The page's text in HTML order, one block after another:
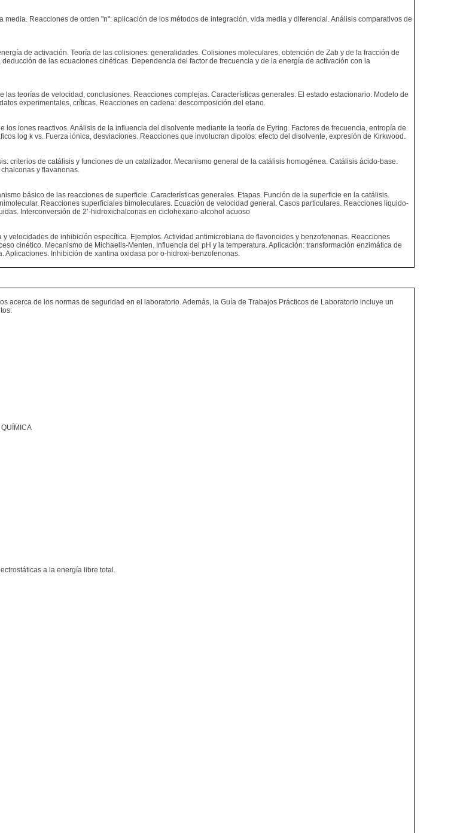
Reacciones de orden "n": aplicación de los métodos de integración, vida media y diferencial. Análisis comparativos de
de activación. Teoría de las colisiones: generalidades. Colisiones moleculares, obtención de Zab y de la fracción de
de las ecuaciones cinéticas. Dependencia del factor de frecuencia y de la energía de activación con la
teorías de velocidad, conclusiones. Reacciones complejas. Características generales. El estado estacionario. Modelo de
experimentales, críticas. Reacciones en cadena: descomposición del etano.
iones reactivos. Análisis de la influencia del disolvente mediante la teoría de Eyring. Factores de frecuencia, entropía de
log k vs. Fuerza iónica, desviaciones. Reacciones que involucran dipolos: efecto del disolvente, expresión de Kirkwood.
criterios de catálisis y funciones de un catalizador. Mecanismo general de la catálisis homogénea. Catálisis ácido-base.
y flavanonas.
básico de las reacciones de superficie. Características generales. Etapas. Función de la superficie en la catálisis.
Reacciones superficiales bimoleculares. Ecuación de velocidad general. Casos particulares. Reacciones líquido-
Interconversión de 2’-hidroxichalconas en ciclohexano-alcohol acuoso
velocidades de inhibición específica. Ejemplos. Actividad antimicrobiana de flavonoides y benzofenonas. Reacciones
cinético. Mecanismo de Michaelis-Menten. Influencia del pH y la temperatura. Aplicación: transformación enzimática de
Aplicaciones. Inhibición de xantina oxidasa por o-hidroxi-benzofenonas.
de los normas de seguridad en el laboratorio. Además, la Guía de Trabajos Prácticos de Laboratorio incluye un
a la energía libre total.